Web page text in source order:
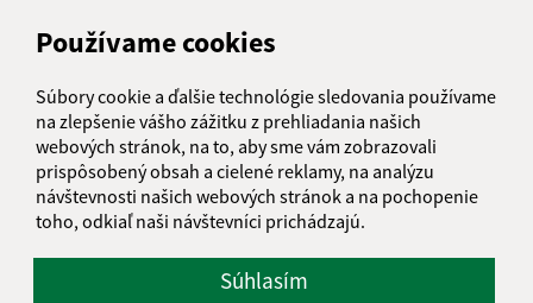
Používame cookies
Súbory cookie a ďalšie technológie sledovania používame
na zlepšenie vášho zážitku z prehliadania našich
webových stránok, na to, aby sme vám zobrazovali
prispôsobený obsah a cielené reklamy, na analýzu
návštevnosti našich webových stránok a na pochopenie
toho, odkiaľ naši návštevníci prichádzajú.
Súhlasím
IČO: 00323411